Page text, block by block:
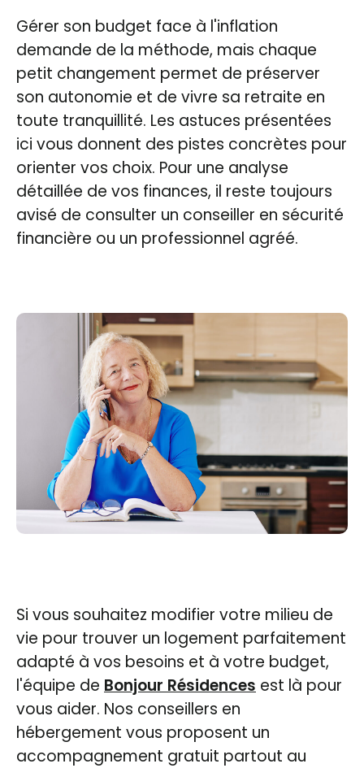
Gérer son budget face à l'inflation
demande de la méthode, mais chaque
petit changement permet de préserver
son autonomie et de vivre sa retraite en
toute tranquillité. Les astuces présentées
ici vous donnent des pistes concrètes pour
orienter vos choix. Pour une analyse
détaillée de vos finances, il reste toujours
avisé de consulter un conseiller en sécurité
financière ou un professionnel agréé.
Si vous souhaitez modifier votre milieu de
vie pour trouver un logement parfaitement
adapté à vos besoins et à votre budget,
l'équipe de Bonjour Résidences est là pour
vous aider. Nos conseillers en
hébergement vous proposent un
accompagnement gratuit partout au